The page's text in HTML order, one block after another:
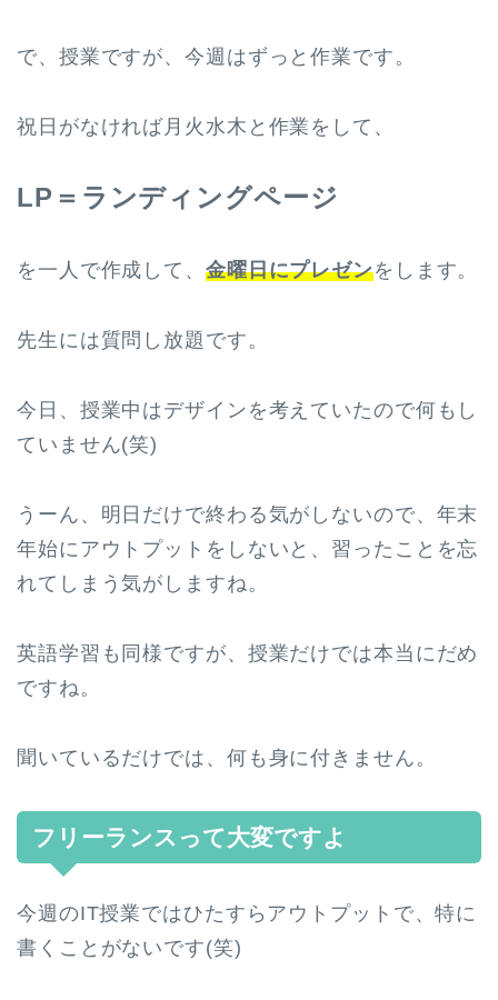
で、授業ですが、今週はずっと作業です。
祝日がなければ月火水木と作業をして、
LP＝ランディングページ
を一人で作成して、 金曜日にプレゼンをします。
先生には質問し放題です。
今日、授業中はデザインを考えていたので何もし
ていません(笑)
うーん、明日だけで終わる気がしないので、年末
年始にアウトプットをしないと、習ったことを忘
れてしまう気がしますね。
英語学習も同様ですが、授業だけでは本当にだめ
ですね。
聞いているだけでは、何も身に付きません。
フリーランスって大変ですよ
今週のIT授業ではひたすらアウトプットで、特に
書くことがないです(笑)